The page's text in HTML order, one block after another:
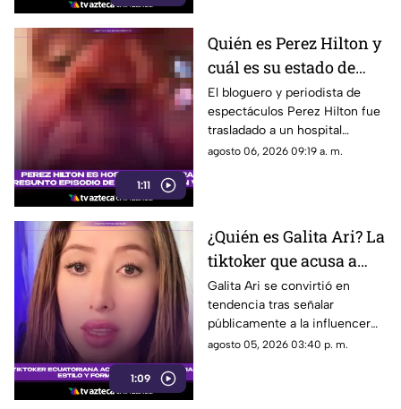
1:11
Quién es Perez Hilton y
cuál es su estado de
salud actual tras ser
hospitalizado
El bloguero y periodista de
espectáculos Perez Hilton fue
trasladado a un hospital
después de que una
agosto 06, 2026 09:19 a. m.
1:09
¿Quién es Galita Ari? La
tiktoker que acusa a
Roro de copiar su
contenido y
personalidad
Galita Ari se convirtió en
tendencia tras señalar
públicamente a la influencer
española Roro por un presunto
agosto 05, 2026 03:40 p. m.